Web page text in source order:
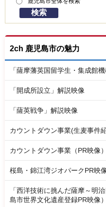
2ch 鹿児島市の魅力
「薩摩藩英国留学生・集成館
「開成所設立」解説映像
「薩英戦争」解説映像
カウントダウン事業(生麦事件
カウントダウン事業（PR映像）
桜島・錦江湾ジオパークPR映
「西洋技術に挑んだ薩摩～明
島市世界文化遺産登録PR映像）